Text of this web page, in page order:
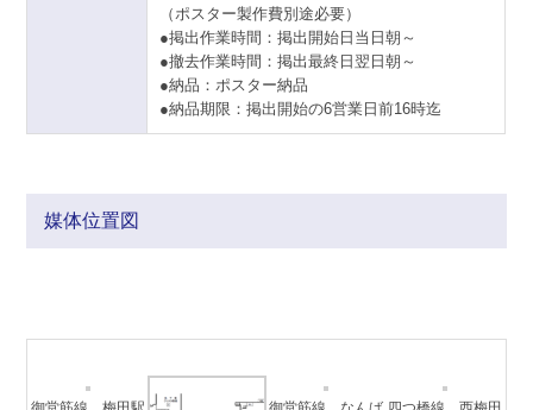
（ポスター製作費別途必要）
●掲出作業時間：掲出開始日当日朝～
●撤去作業時間：掲出最終日翌日朝～
●納品：ポスター納品
●納品期限：掲出開始の6営業日前16時迄
媒体位置図